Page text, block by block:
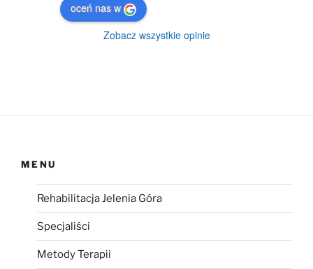
oceń nas w
Zobacz wszystkie opinie
MENU
Rehabilitacja Jelenia Góra
Specjaliści
Metody Terapii